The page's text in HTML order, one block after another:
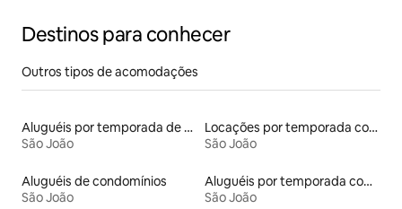
Destinos para conhecer
Outros tipos de acomodações
Aluguéis por temporada de acomodações de luxo
São João
Locações por temporada com piscina
São João
Aluguéis de condomínios
São João
Aluguéis por temporada com banheira de hidromassagem
São João